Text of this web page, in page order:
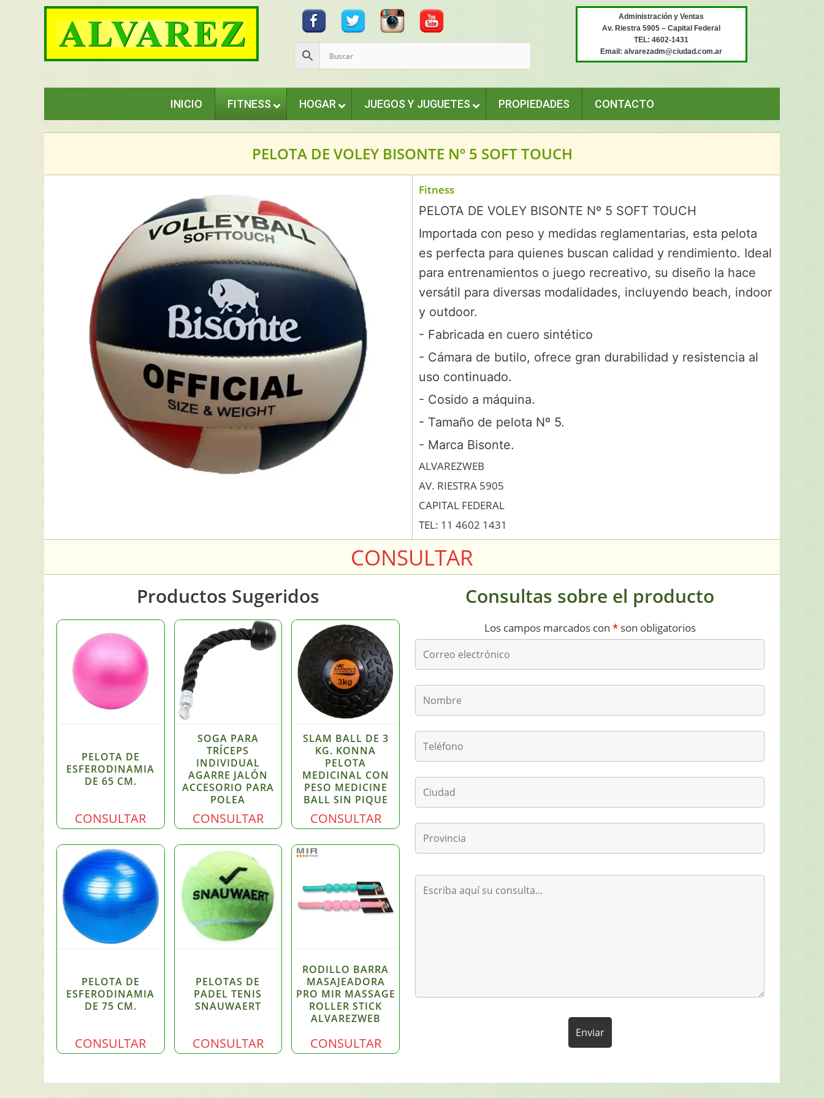
Administración y Ventas
Av. Riestra 5905 – Capital Federal
TEL: 4602-1431
Email: alvarezadm@ciudad.com.ar
INICIO FITNESS HOGAR JUEGOS Y JUGUETES PROPIEDADES CONTACTO
PELOTA DE VOLEY BISONTE Nº 5 SOFT TOUCH
Fitness
PELOTA DE VOLEY BISONTE Nº 5 SOFT TOUCH
Importada con peso y medidas reglamentarias, esta pelota
es perfecta para quienes buscan calidad y rendimiento. Ideal
para entrenamientos o juego recreativo, su diseño la hace
versátil para diversas modalidades, incluyendo beach, indoor
y outdoor.
- Fabricada en cuero sintético
- Cámara de butilo, ofrece gran durabilidad y resistencia al
uso continuado.
- Cosido a máquina.
- Tamaño de pelota Nº 5.
- Marca Bisonte.
ALVAREZWEB
AV. RIESTRA 5905
CAPITAL FEDERAL
TEL: 11 4602 1431
CONSULTAR
Productos Sugeridos
PELOTA DE
ESFERODINAMIA
DE 65 CM.
CONSULTAR
SOGA PARA
TRÍCEPS
INDIVIDUAL
AGARRE JALÓN
ACCESORIO PARA
POLEA
CONSULTAR
SLAM BALL DE 3
KG. KONNA
PELOTA
MEDICINAL CON
PESO MEDICINE
BALL SIN PIQUE
CONSULTAR
PELOTA DE
ESFERODINAMIA
DE 75 CM.
CONSULTAR
PELOTAS DE
PADEL TENIS
SNAUWAERT
CONSULTAR
RODILLO BARRA
MASAJEADORA
PRO MIR MASSAGE
ROLLER STICK
ALVAREZWEB
CONSULTAR
Consultas sobre el producto
Los campos marcados con *son obligatorios